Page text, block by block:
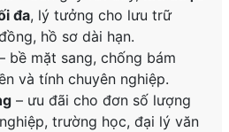
đa, lý tưởng cho lưu trữ
hồ sơ dài hạn.
bề mặt sang, chống bám
và tính chuyên nghiệp.
– ưu đãi cho đơn số lượng
trường học, đại lý văn